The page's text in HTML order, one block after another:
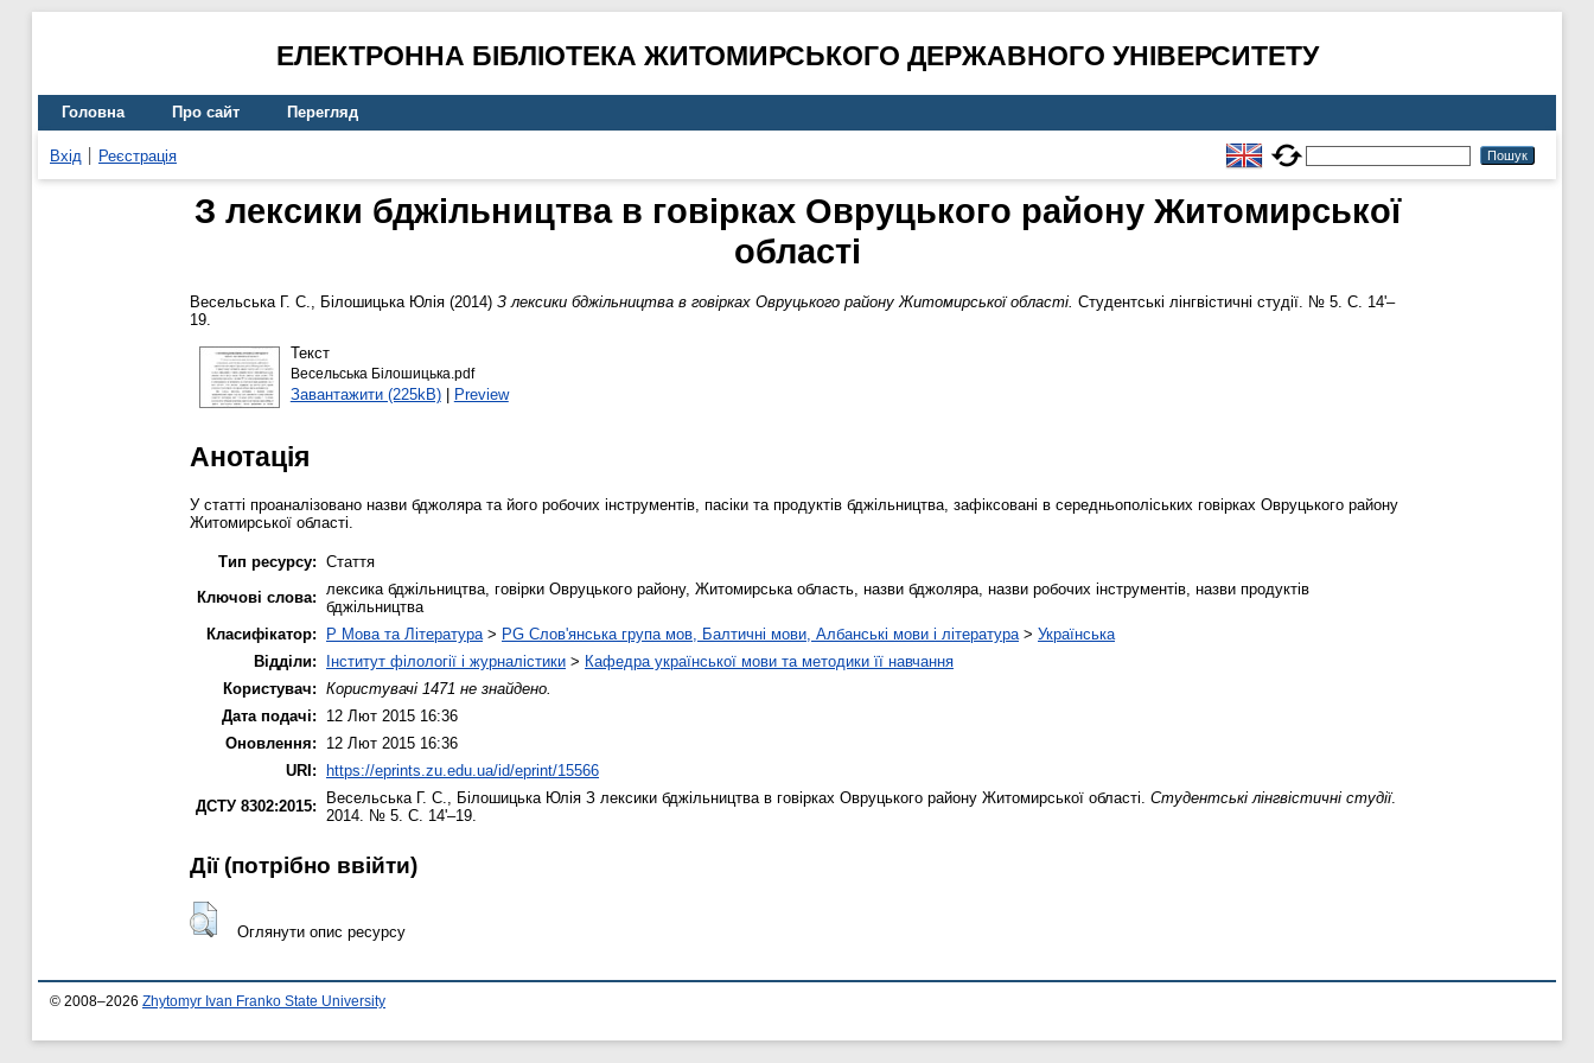
ЕЛЕКТРОННА БІБЛІОТЕКА ЖИТОМИРСЬКОГО ДЕРЖАВНОГО УНІВЕРСИТЕТУ
Головна Про сайт Перегляд
Вхід Реєстрація
З лексики бджільництва в говірках Овруцького району Житомирської
області
Весельська Г. С., Білошицька Юлія (2014) З лексики бджільництва в говірках Овруцького району Житомирської області. Студентські лінгвістичні студії. № 5. С. 14'–
19.
Текст
Весельська Білошицька.pdf
Завантажити (225kB)| Preview
Анотація
У статті проаналізовано назви бджоляра та його робочих інструментів, пасіки та продуктів бджільництва, зафіксовані в середньополіських говірках Овруцького району
Житомирської області.
Тип ресурсу: Стаття
Ключові слова:
лексика бджільництва, говірки Овруцького району, Житомирська область, назви бджоляра, назви робочих інструментів, назви продуктів
бджільництва
Класифікатор:
P Мова та Література > PG Слов'янська група мов, Балтичні мови, Албанські мови і література > Українська
Відділи:
Інститут філології і журналістики > Кафедра української мови та методики її навчання
Користувач: Користувачі 1471 не знайдено.
Дата подачі:
12 Лют 2015 16:36
Оновлення:
12 Лют 2015 16:36
URI: https://eprints.zu.edu.ua/id/eprint/15566
ДСТУ 8302:2015:
Весельська Г. С. Білошицька Юлія З лексики бджільництва в говірках Овруцького району Житомирської області. Студентські лінгвістичні студії.
2014. № 5. С. 14'–19.
Дії ​​(потрібно ввійти)
Оглянути опис ресурсу
© 2008–2026 Zhytomyr Ivan Franko State University